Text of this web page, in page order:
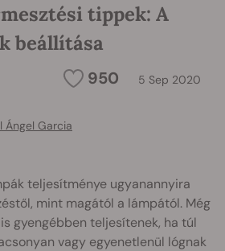
tippek: A
beállítása
950 5 Sep 2020
Ángel Garcia
teljesítménye ugyanannyira
mint magától a lámpától. Még
gyengébben teljesítenek, ha túl
vagy egyenetlenül lógnak